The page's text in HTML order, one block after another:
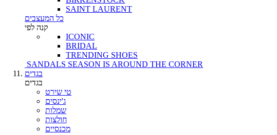
SAINT LAURENT
כל המעצבים
קנה לפי
ICONIC
BRIDAL
TRENDING SHOES
SANDALS SEASON IS AROUND THE CORNER
בגדים
בגדים
טי שירט
ג'ינסים
שמלות
חולצות
מכנסיים